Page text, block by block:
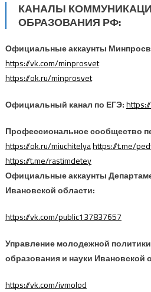
КАНАЛЫ
ОБРАЗОВАНИЯ РФ:
Официальные аккаунты
https://vk.com/minprosvet
https://ok.ru/minprosvet
Официальный канал по ЕГЭ:
Профессиональное сообщество
https://ok.ru/miuchitelyahttps://t.me/
https://t.me/rastimdetey
Официальные аккаунты
Ивановской области:
https://vk.com/public137837657
Управление молодежной
образования и науки Ивановской
https://vk.com/ivmolod